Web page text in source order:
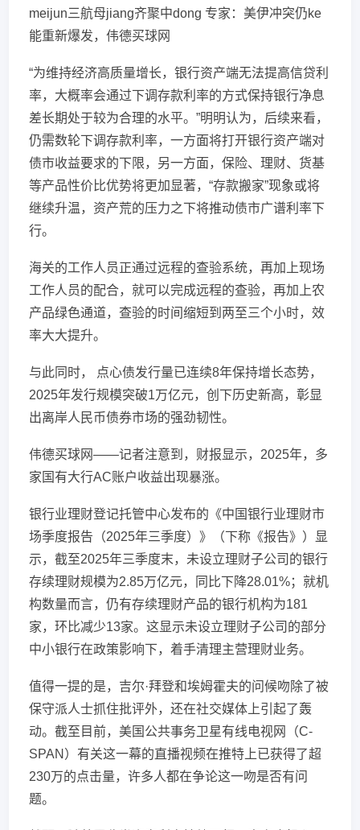
meijun三航母jiang齐聚中dong 专家：美伊冲突仍ke
能重新爆发，伟德买球网
“为维持经济高质量增长，银行资产端无法提高信贷利
率，大概率会通过下调存款利率的方式保持银行净息
差长期处于较为合理的水平。”明明认为，后续来看，
仍需数轮下调存款利率，一方面将打开银行资产端对
债市收益要求的下限，另一方面，保险、理财、货基
等产品性价比优势将更加显著，“存款搬家”现象或将
继续升温，资产荒的压力之下将推动债市广谱利率下
行。
海关的工作人员正通过远程的查验系统，再加上现场
工作人员的配合，就可以完成远程的查验，再加上农
产品绿色通道，查验的时间缩短到两至三个小时，效
率大大提升。
与此同时， 点心债发行量已连续8年保持增长态势，
2025年发行规模突破1万亿元，创下历史新高，彰显
出离岸人民币债券市场的强劲韧性。
伟德买球网——记者注意到，财报显示，2025年，多
家国有大行AC账户收益出现暴涨。
银行业理财登记托管中心发布的《中国银行业理财市
场季度报告（2025年三季度）》（下称《报告》）显
示，截至2025年三季度末，未设立理财子公司的银行
存续理财规模为2.85万亿元，同比下降28.01%；就机
构数量而言，仍有存续理财产品的银行机构为181
家，环比减少13家。这显示未设立理财子公司的部分
中小银行在政策影响下，着手清理主营理财业务。
值得一提的是，吉尔·拜登和埃姆霍夫的问候吻除了被
保守派人士抓住批评外，还在社交媒体上引起了轰
动。截至目前，美国公共事务卫星有线电视网（C-
SPAN）有关这一幕的直播视频在推特上已获得了超
230万的点击量，许多人都在争论这一吻是否有问
题。